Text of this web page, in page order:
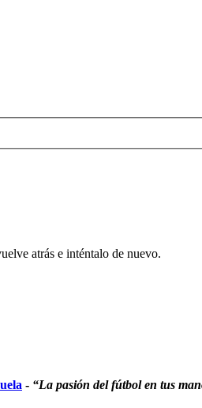
atrás e inténtalo de nuevo.
- “La pasión del fútbol en tus